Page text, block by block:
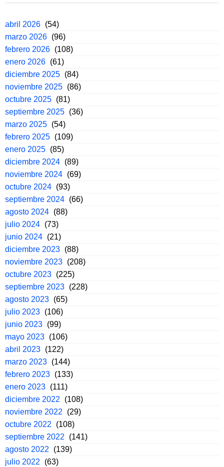
abril 2026 (54)
marzo 2026 (96)
febrero 2026 (108)
enero 2026 (61)
diciembre 2025 (84)
noviembre 2025 (86)
octubre 2025 (81)
septiembre 2025 (36)
marzo 2025 (54)
febrero 2025 (109)
enero 2025 (85)
diciembre 2024 (89)
noviembre 2024 (69)
octubre 2024 (93)
septiembre 2024 (66)
agosto 2024 (88)
julio 2024 (73)
junio 2024 (21)
diciembre 2023 (88)
noviembre 2023 (208)
octubre 2023 (225)
septiembre 2023 (228)
agosto 2023 (65)
julio 2023 (106)
junio 2023 (99)
mayo 2023 (106)
abril 2023 (122)
marzo 2023 (144)
febrero 2023 (133)
enero 2023 (111)
diciembre 2022
(108)
noviembre 2022
(29)
octubre 2022
(108)
septiembre 2022
(141)
agosto 2022
(139)
julio 2022
(63)